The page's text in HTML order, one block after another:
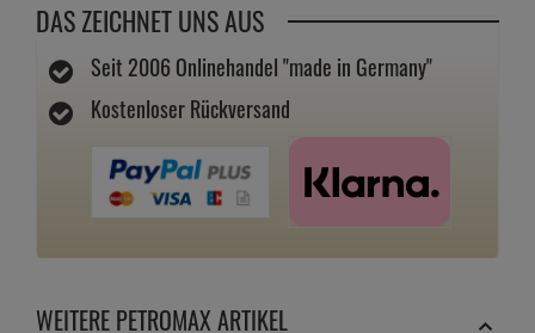
DAS ZEICHNET UNS AUS
Seit 2006 Onlinehandel "made in Germany"
Kostenloser Rückversand
WEITERE PETROMAX ARTIKEL